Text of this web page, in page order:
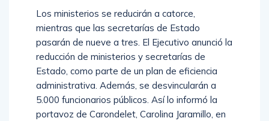
Los ministerios se reducirán a catorce,
mientras que las secretarías de Estado
pasarán de nueve a tres. El Ejecutivo anunció la
reducción de ministerios y secretarías de
Estado, como parte de un plan de eficiencia
administrativa. Además, se desvincularán a
5.000 funcionarios públicos. Así lo informó la
portavoz de Carondelet, Carolina Jaramillo, en